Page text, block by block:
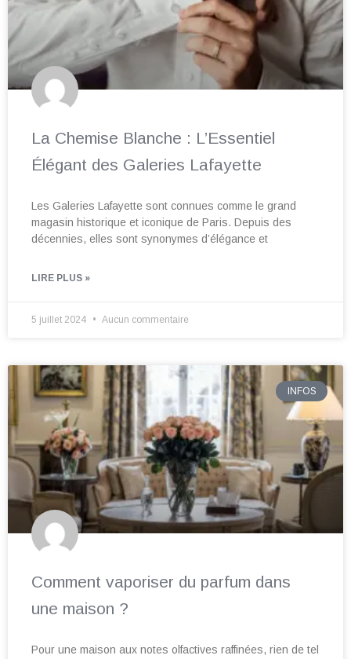
La Chemise Blanche : L’Essentiel
Élégant des Galeries Lafayette
Les Galeries Lafayette sont connues comme le grand
magasin historique et iconique de Paris. Depuis des
décennies, elles sont synonymes d’élégance et
LIRE PLUS »
5 juillet 2024 Aucun commentaire
INFOS
Comment vaporiser du parfum dans
une maison ?
Pour une maison aux notes olfactives raffinées, rien de tel